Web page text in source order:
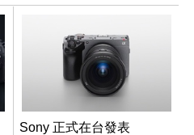
Sony 正式在台發表